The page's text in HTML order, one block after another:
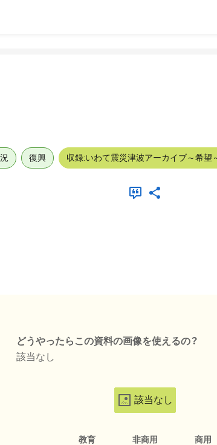
復興 収録:いわて震災津波アーカイブ～希望
どうやったらこの資料の画像を使えるの？
該当なし
該当なし
教育 非商用 商用